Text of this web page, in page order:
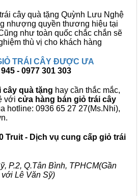
cây quà tặng Quỳnh Lưu Nghệ
nhượng quyền thương hiệu tại
như toàn quốc chắc chắn sẽ
thù vị cho khách hàng
TRÁI CÂY ĐƯỢC ƯA
- 0977 301 303
cây quà tặng hay cần thắc mắc,
với cửa hàng bán giỏ trái cây
hotline: 0936 65 27 27(Ms.Nhi),
Truit - Dịch vụ cung cấp giỏ trái
P.2, Q.Tân Bình, TPHCM(Gần
Lê Văn Sỹ)